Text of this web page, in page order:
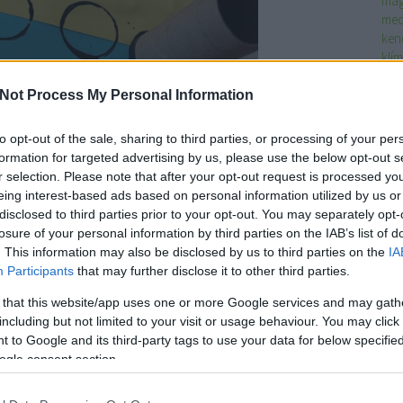
Process My Personal Information
opt-out of the sale, sharing to third parties, or processing of your
for targeted advertising by us, please use the below opt-out
selection. Please note that after your opt-out request is processed
interest-based ads based on personal information utilized by us
to third parties prior to your opt-out. You may separately
of your personal information by third parties on the IAB’s list of
This information may also be disclosed by us to third parties on the
Participants that may further disclose it to other third parties.
that this website/app uses one or more Google services and may
but not limited to your visit or usage behaviour. You may
to Google and its third-party tags to use your data for below
consent section.
színes kartonok és gyurma segítségével
beszélgethetünk a közlekedés témájáról.
szintén a közlekedési táblákat bemutató forgalomirányító